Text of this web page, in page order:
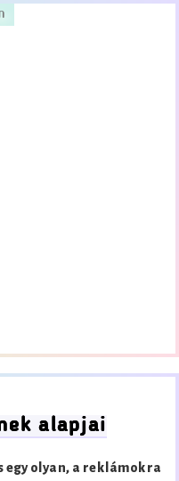
alapjai
egy olyan, a reklámokra